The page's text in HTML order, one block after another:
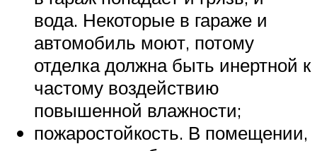
вода. Некоторые в гараже и
автомобиль моют, потому
отделка должна быть инертной к
частому воздействию
повышенной влажности;
пожаростойкость. В помещении,